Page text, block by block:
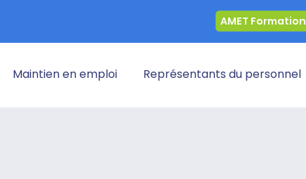
AMET Formation
Maintien en emploi Représentants du personnel